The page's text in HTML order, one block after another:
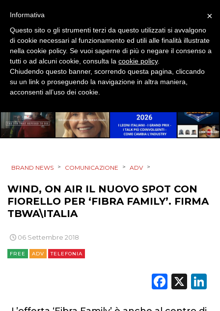
RADIO / AUDIO
TV
DATI
PREVISIONI/SCENARI
NORMATIVE
TREND
CASE HISTORY
BRAND NEWS > COMUNICAZIONE > ADV >
WIND, ON AIR IL NUOVO SPOT CON
FIORELLO PER ‘FIBRA FAMILY’. FIRMA
TBWA\ITALIA
06 Settembre 2018
FREE ADV TELEFONIA
X
×
Informativa
Questo sito o gli strumenti terzi da questo utilizzati si avvalgono
di cookie necessari al funzionamento ed utili alle finalità illustrate
nella cookie policy. Se vuoi saperne di più o negare il consenso a
tutti o ad alcuni cookie, consulta la cookie policy.
Chiudendo questo banner, scorrendo questa pagina, cliccando
su un link o proseguendo la navigazione in altra maniera,
acconsenti all’uso dei cookie.